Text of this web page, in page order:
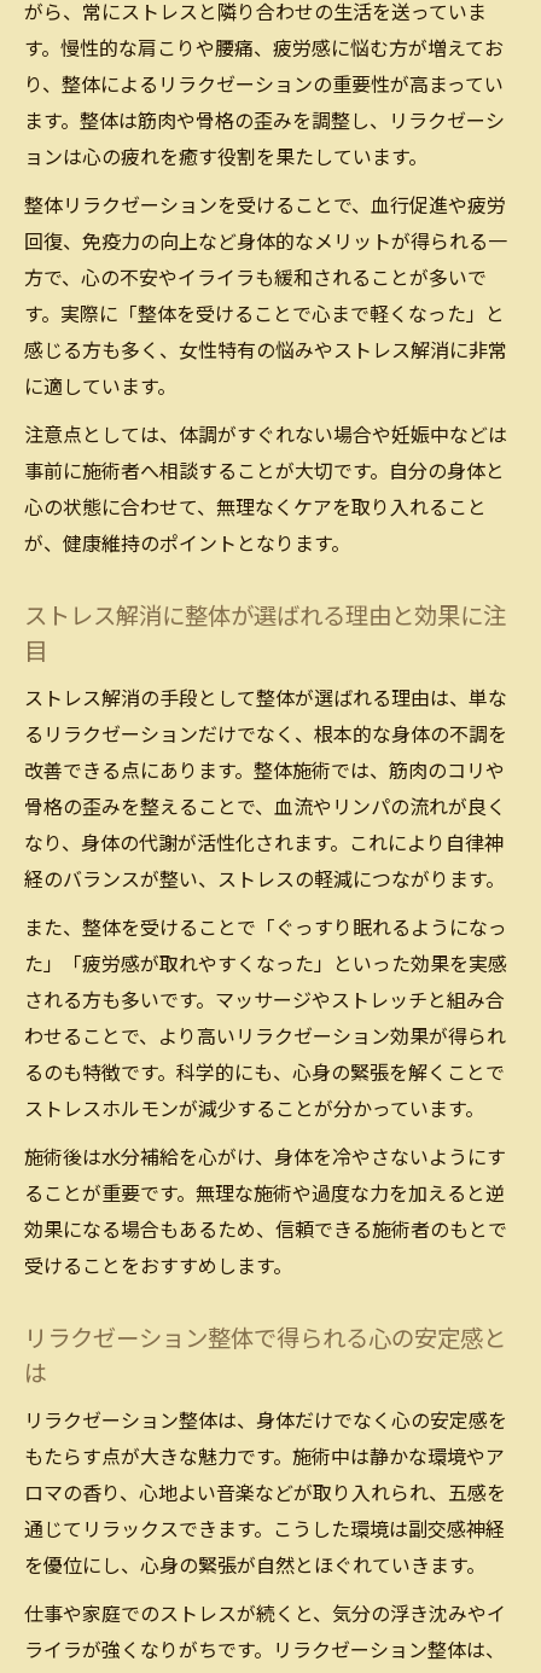
整体リラクゼーションマッサージ効果の科
学的根拠
ストレス軽減に整体マッサージはどう影響
するか
リラクゼーション整体が自律神経に及ぼす
作用
科学的視点からみた整体とリラクゼーショ
ンの違い
整体リラクゼーションで期待できる身体の
変化
うつ伏せで行うセルフ整体のやり方ガイド
整体リラクゼーション流うつ伏せセルフ整
体の基本
うつ伏せでできる整体セルフケア方法のポ
リラクゼーション整体のコツと注意点を徹
ストレス緩和に役立つうつ伏せ整体の実践
例
自分でできる整体リラクゼーションのやり
方紹介
マッサージ後の体調変化と注意点を詳しく紹介
整体リラクゼーション後の体調変化には理
由がある
マッサージ後の尿臭や体臭変化とストレス
の関係
整体後の好転反応とリラクゼーション効果
の見分け方
整体リラクゼーション後に注意したいポイ
ント
リラクゼーション整体で体調管理を徹底す
る方法
がら、常にストレスと隣り合わせの生活を送っていま
す。慢性的な肩こりや腰痛、疲労感に悩む方が増えてお
り、整体によるリラクゼーションの重要性が高まってい
ます。整体は筋肉や骨格の歪みを調整し、リラクゼーシ
ョンは心の疲れを癒す役割を果たしています。
整体リラクゼーションを受けることで、血行促進や疲労
回復、免疫力の向上など身体的なメリットが得られる一
方で、心の不安やイライラも緩和されることが多いで
す。実際に「整体を受けることで心まで軽くなった」と
感じる方も多く、女性特有の悩みやストレス解消に非常
に適しています。
注意点としては、体調がすぐれない場合や妊娠中などは
事前に施術者へ相談することが大切です。自分の身体と
心の状態に合わせて、無理なくケアを取り入れること
が、健康維持のポイントとなります。
ストレス解消に整体が選ばれる理由と効果に注
目
ストレス解消の手段として整体が選ばれる理由は、単な
るリラクゼーションだけでなく、根本的な身体の不調を
改善できる点にあります。整体施術では、筋肉のコリや
骨格の歪みを整えることで、血流やリンパの流れが良く
なり、身体の代謝が活性化されます。これにより自律神
経のバランスが整い、ストレスの軽減につながります。
また、整体を受けることで「ぐっすり眠れるようになっ
た」「疲労感が取れやすくなった」といった効果を実感
される方も多いです。マッサージやストレッチと組み合
わせることで、より高いリラクゼーション効果が得られ
るのも特徴です。科学的にも、心身の緊張を解くことで
ストレスホルモンが減少することが分かっています。
施術後は水分補給を心がけ、身体を冷やさないようにす
ることが重要です。無理な施術や過度な力を加えると逆
効果になる場合もあるため、信頼できる施術者のもとで
受けることをおすすめします。
リラクゼーション整体で得られる心の安定感と
は
リラクゼーション整体は、身体だけでなく心の安定感を
もたらす点が大きな魅力です。施術中は静かな環境やア
ロマの香り、心地よい音楽などが取り入れられ、五感を
通じてリラックスできます。こうした環境は副交感神経
を優位にし、心身の緊張が自然とほぐれていきます。
仕事や家庭でのストレスが続くと、気分の浮き沈みやイ
ライラが強くなりがちです。リラクゼーション整体は、